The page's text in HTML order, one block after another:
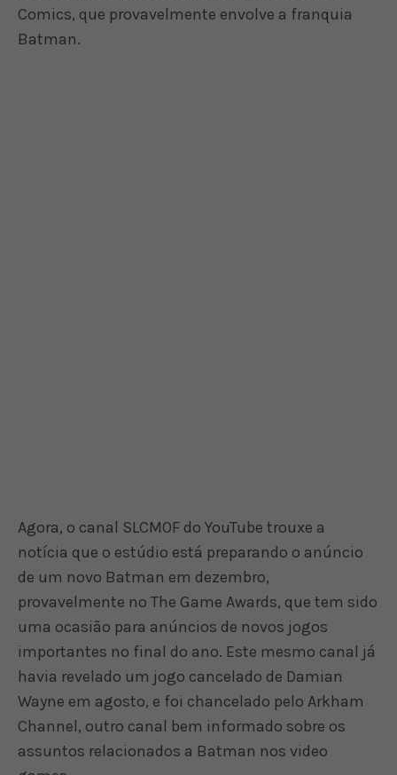
Comics, que provavelmente envolve a franquia
Batman.
Agora, o canal SLCMOF do YouTube trouxe a
notícia que o estúdio está preparando o anúncio
de um novo Batman em dezembro,
provavelmente no The Game Awards, que tem sido
uma ocasião para anúncios de novos jogos
importantes no final do ano. Este mesmo canal já
havia revelado um jogo cancelado de Damian
Wayne em agosto, e foi chancelado pelo Arkham
Channel, outro canal bem informado sobre os
assuntos relacionados a Batman nos video